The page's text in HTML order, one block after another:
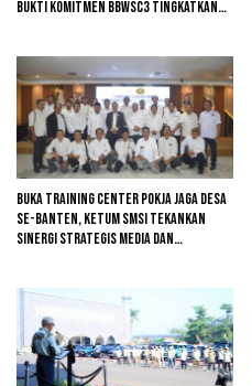
Bukti Komitmen BBWSC3 Tingkatkan
Buka Training Center Pokja Jaga Desa
se-Banten, Ketum SMSI Tekankan
Sinergi Strategis Media dan